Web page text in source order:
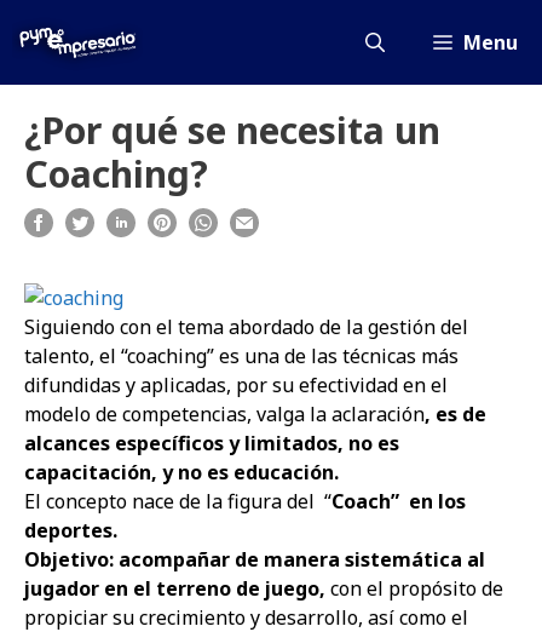
Menu
¿Por qué se necesita un
Coaching?
Siguiendo con el tema abordado de la gestión del
talento, el “coaching” es una de las técnicas más
difundidas y aplicadas, por su efectividad en el
modelo de competencias, valga la aclaración, es de
alcances específicos y limitados, no es
capacitación, y no es educación.
El concepto nace de la figura del “Coach” en los
deportes.
Objetivo: acompañar de manera sistemática al
jugador en el terreno de juego, con el propósito de
propiciar su crecimiento y desarrollo, así como el